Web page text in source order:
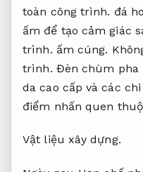
toàn công trình. đá
ấm để tạo cảm giác
trình. ấm cúng.
trình. Đèn chùm
da cao cấp và các
điểm nhấn quen
Vật liệu xây dựng.